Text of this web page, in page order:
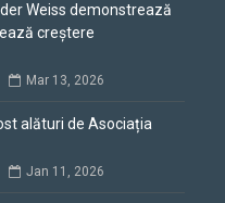
Weiss demonstrează
creștere
Mar 13, 2026
alături de Asociația
Jan 11, 2026